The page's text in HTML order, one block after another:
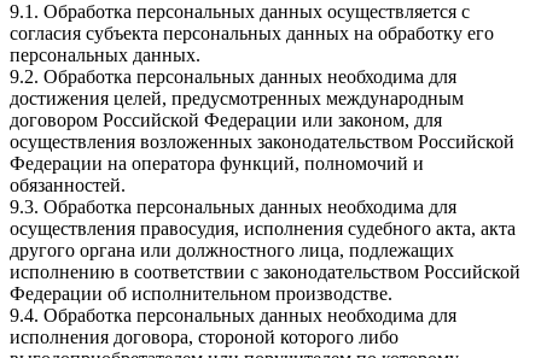
9.1. Обработка персональных данных осуществляется с
согласия субъекта персональных данных на обработку его
персональных данных.
9.2. Обработка персональных данных необходима для
достижения целей, предусмотренных международным
договором Российской Федерации или законом, для
осуществления возложенных законодательством Российской
Федерации на оператора функций, полномочий и
обязанностей.
9.3. Обработка персональных данных необходима для
осуществления правосудия, исполнения судебного акта, акта
другого органа или должностного лица, подлежащих
исполнению в соответствии с законодательством Российской
Федерации об исполнительном производстве.
9.4. Обработка персональных данных необходима для
исполнения договора, стороной которого либо